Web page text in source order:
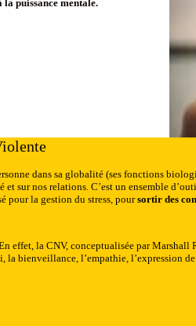
la puissance mentale.
dans sa globalité (ses fonctions
sur nos relations. C’est un ensemble
pour la gestion du stress, poursortir des
effet, la CNV, conceptualisée par Marshall
la bienveillance, l’empathie, l’expression de